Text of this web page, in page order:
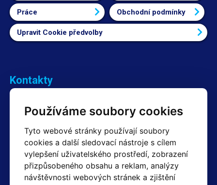
Používáme soubory cookies
Tyto webové stránky používají soubory
cookies a další sledovací nástroje s cílem
vylepšení uživatelského prostředí, zobrazení
přizpůsobeného obsahu a reklam, analýzy
návštěvnosti webových stránek a zjištění
Práce Obchodní podmínky
Upravit Cookie předvolby
Kontakty
+420 603 357 606 +420 605 234 204
Fakturační a expediční oddělení
+420 605 259 759 (Po–Pá: 7:30 – 15:00)
Technické oddělení
+420 603 355 085 (Po–Pá: 8:00 – 16:00)